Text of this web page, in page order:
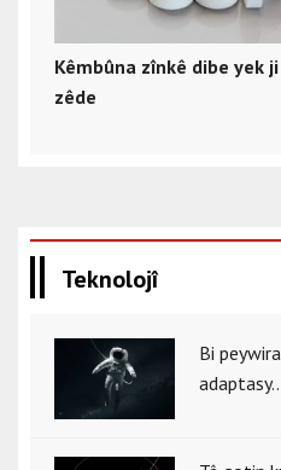
Kêmbûna zînkê dibe yek
zêde
Teknolojî
Bi
adaptasy..